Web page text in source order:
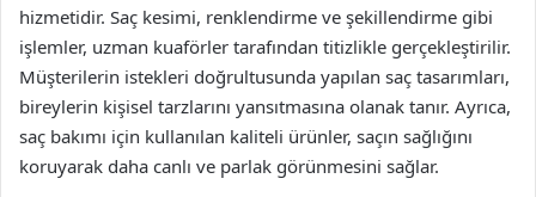
hizmetidir. Saç kesimi, renklendirme ve şekillendirme gibi
işlemler, uzman kuaförler tarafından titizlikle gerçekleştirilir.
Müşterilerin istekleri doğrultusunda yapılan saç tasarımları,
bireylerin kişisel tarzlarını yansıtmasına olanak tanır. Ayrıca,
saç bakımı için kullanılan kaliteli ürünler, saçın sağlığını
koruyarak daha canlı ve parlak görünmesini sağlar.